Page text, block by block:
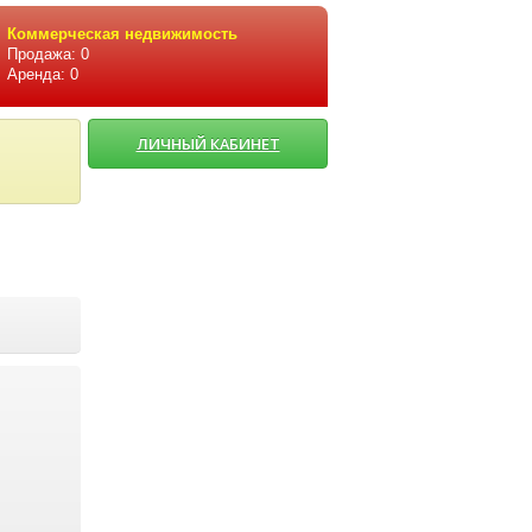
Коммерческая недвижимость
Продажа: 0
Аренда: 0
ЛИЧНЫЙ КАБИНЕТ